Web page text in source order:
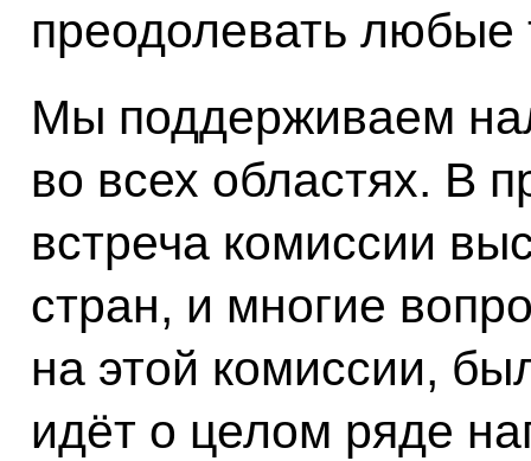
преодолевать любые
Мы поддерживаем
во всех областях. В
встреча комиссии
стран, и многие
на этой комиссии,
идёт о целом ряде